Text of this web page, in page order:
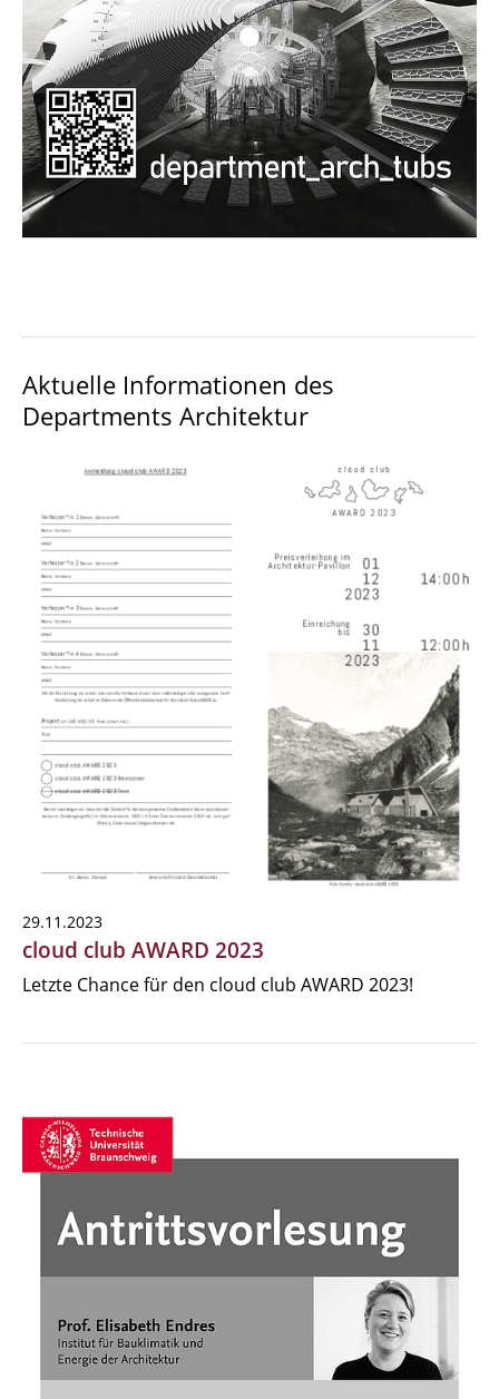
Dokumente und Downloads
Aktuelle Informationen des
Departments Architektur
29.11.2023
cloud club AWARD 2023
Letzte Chance für den cloud club AWARD 2023!